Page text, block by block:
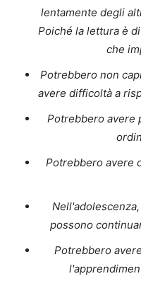
lentamente degli
Poiché la lettura è
che
Potrebbero non
avere difficoltà a
Potrebbero avere
Potrebbero avere
possono
Potrebbero